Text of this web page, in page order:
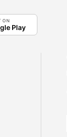
ON
Play